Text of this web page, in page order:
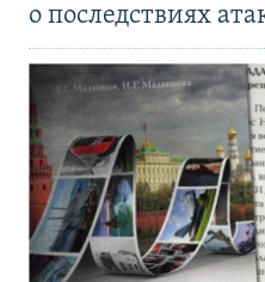
о последствиях